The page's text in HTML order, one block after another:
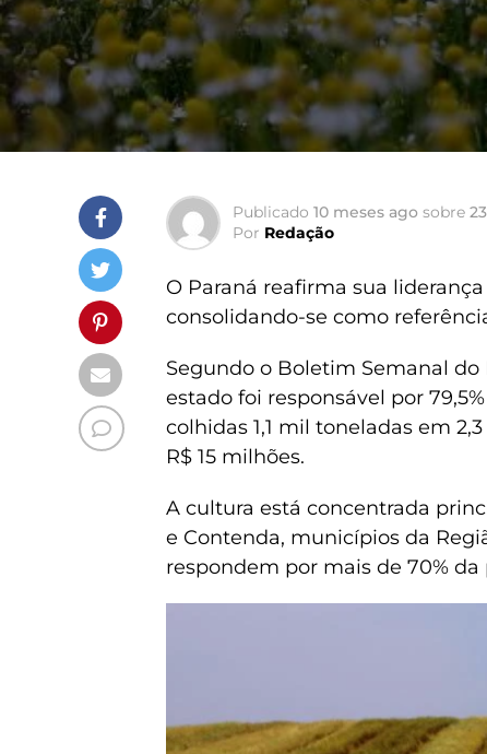
Publicado 10 meses ago sobre
Por Redação
O Paraná reafirma sua
consolidando-se como
Segundo o Boletim Semanal
estado foi responsável por
colhidas 1,1 mil toneladas em
R$ 15 milhões.
A cultura está concentrada
e Contenda, municípios da
respondem por mais de 70%